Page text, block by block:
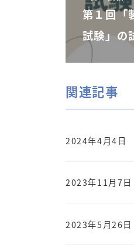
第１回「
試験」の
関連記事
2024年4月4日
2023年11月7日
2023年5月26日